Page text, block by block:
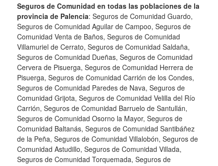
Seguros de Comunidad en todas las poblaciones de la
provincia de Palencia: Seguros de Comunidad Guardo,
Seguros de Comunidad Aguilar de Campoo, Seguros de
Comunidad Venta de Baños, Seguros de Comunidad
Villamuriel de Cerrato, Seguros de Comunidad Saldaña,
Seguros de Comunidad Dueñas, Seguros de Comunidad
Cervera de Pisuerga, Seguros de Comunidad Herrera de
Pisuerga, Seguros de Comunidad Carrión de los Condes,
Seguros de Comunidad Paredes de Nava, Seguros de
Comunidad Grijota, Seguros de Comunidad Velilla del Río
Carrión, Seguros de Comunidad Barruelo de Santullán,
Seguros de Comunidad Osorno la Mayor, Seguros de
Comunidad Baltanás, Seguros de Comunidad Santibáñez
de la Peña, Seguros de Comunidad Villalobón, Seguros de
Comunidad Astudillo, Seguros de Comunidad Villada,
Seguros de Comunidad Torquemada, Seguros de